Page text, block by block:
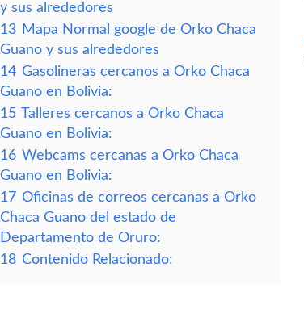
y sus alrededores
13 Mapa Normal google de Orko Chaca
Guano y sus alrededores
14 Gasolineras cercanos a Orko Chaca
Guano en Bolivia:
15 Talleres cercanos a Orko Chaca
Guano en Bolivia:
16 Webcams cercanas a Orko Chaca
Guano en Bolivia:
17 Oficinas de correos cercanas a Orko
Chaca Guano del estado de
Departamento de Oruro:
18 Contenido Relacionado: